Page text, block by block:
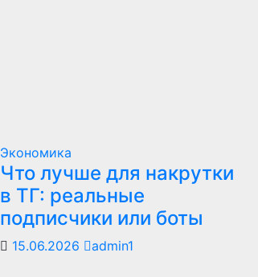
Экономика
Что лучше для накрутки
в ТГ: реальные
подписчики или боты
15.06.2026 admin1